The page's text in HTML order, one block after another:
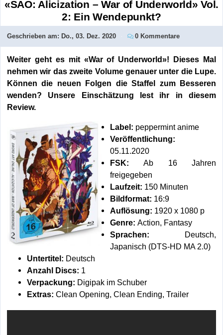
«SAO: Alicization – War of Underworld» Vol.
2: Ein Wendepunkt?
Geschrieben am: Do., 03. Dez. 2020 0 Kommentare
Weiter geht es mit «War of Underworld»! Dieses Mal
nehmen wir das zweite Volume genauer unter die Lupe.
Können die neuen Folgen die Staffel zum Besseren
wenden? Unsere Einschätzung lest ihr in diesem
Review.
Label: peppermint anime
Veröffentlichung:
05.11.2020
FSK: Ab 16 Jahren
freigegeben
Laufzeit: 150 Minuten
Bildformat: 16:9
Auflösung: 1920 x 1080 p
Genre: Action, Fantasy
Sprachen: Deutsch,
Japanisch (DTS-HD MA 2.0)
Untertitel: Deutsch
Anzahl Discs: 1
Verpackung: Digipak im Schuber
Extras: Clean Opening, Clean Ending, Trailer